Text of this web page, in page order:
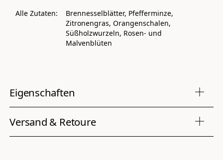
Alle Zutaten:
Brennesselblätter, Pfefferminze,
Zitronengras, Orangenschalen,
Süßholzwurzeln, Rosen- und
Malvenblüten
Eigenschaften
Eigenschaften
Versand & Retoure